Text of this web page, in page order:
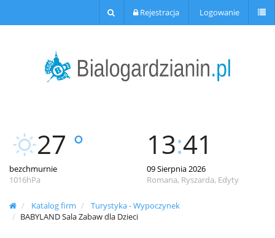
Rejestracja Logowanie
27 °
bezchmurnie
1016hPa
13:41
09 Sierpnia 2026
Romana, Ryszarda, Edyty
Katalog firm
Turystyka - Wypoczynek
BABYLAND Sala Zabaw dla Dzieci